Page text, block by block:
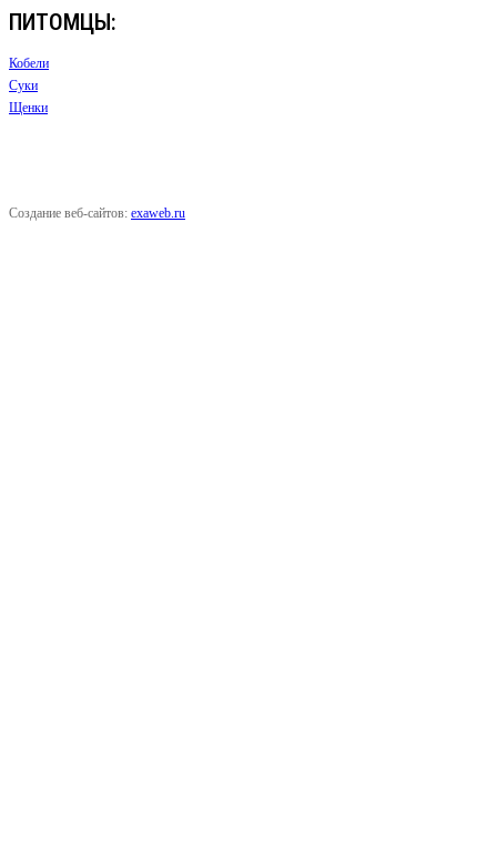
ПИТОМЦЫ:
Кобели
Суки
Щенки
Создание веб-сайтов: exaweb.ru